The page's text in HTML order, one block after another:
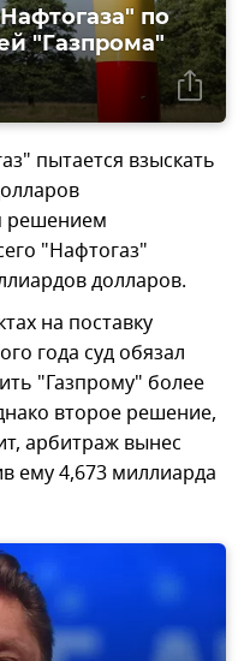
по
"Газпрома"
пытается взыскать
решением
"Нафтогаз"
долларов.
на поставку
года суд обязал
"Газпрому" более
второе решение,
арбитраж вынес
ему 4,673 миллиарда